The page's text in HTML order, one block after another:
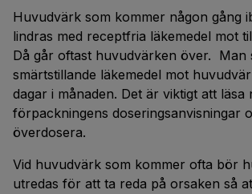
Huvudvärk som kommer någon gång
lindras med receptfria läkemedel mot
Då går oftast huvudvärken över. Man
smärtstillande läkemedel mot
dagar i månaden. Det är viktigt att läsa
förpackningens doseringsanvisningar
överdosera.
Vid huvudvärk som kommer ofta bör
utredas för att ta reda på orsaken så